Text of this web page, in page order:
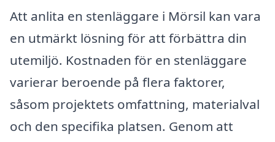
Att anlita en stenläggare i Mörsil kan vara
en utmärkt lösning för att förbättra din
utemiljö. Kostnaden för en stenläggare
varierar beroende på flera faktorer,
såsom projektets omfattning, materialval
och den specifika platsen. Genom att